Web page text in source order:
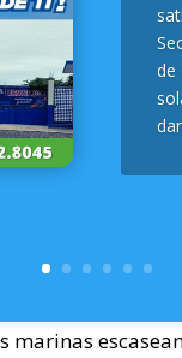
de
marinas